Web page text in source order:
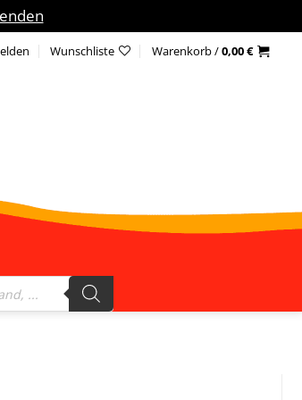
Wunschliste Warenkorb /0,00€